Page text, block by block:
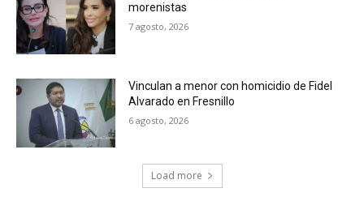
morenistas
7 agosto, 2026
Vinculan a menor con homicidio de Fidel
Alvarado en Fresnillo
6 agosto, 2026
Load more